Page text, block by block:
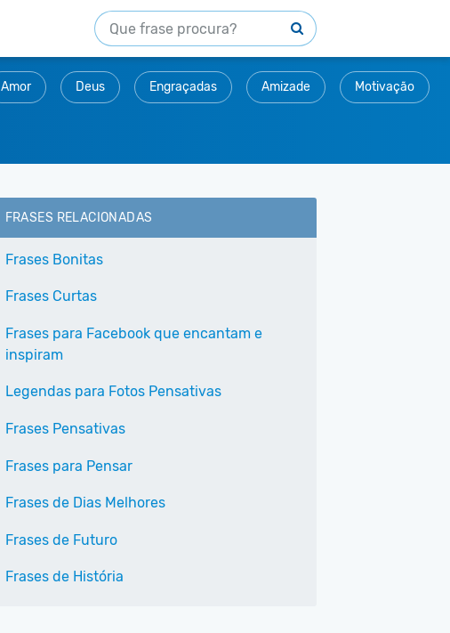
Amor Deus Engraçadas Amizade Motivação
FRASES RELACIONADAS
Frases Bonitas
Frases Curtas
Frases para Facebook que encantam e
inspiram
Legendas para Fotos Pensativas
Frases Pensativas
Frases para Pensar
Frases de Dias Melhores
Frases de Futuro
Frases de História